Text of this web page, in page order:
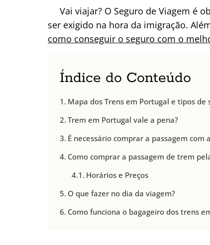
Vai viajar? O Seguro de Viagem é
ser exigido na hora da imigração.
como conseguir o seguro com o
Índice do Conteúdo
Mapa dos Trens em Portugal e tipos de
Trem em Portugal vale a pena?
É necessário comprar a passagem com
Como comprar a passagem de trem
Horários e Preços
O que fazer no dia da viagem?
Como funciona o bagageiro dos trens